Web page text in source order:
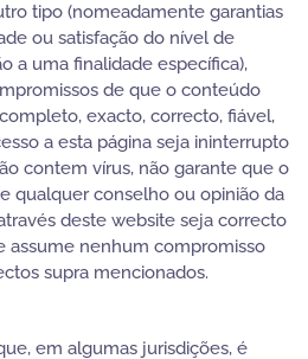
tipo (nomeadamente garantias
ou satisfação do nível de
a uma finalidade específica),
de que o conteúdo
exacto, correcto, fiável,
a esta página seja ininterrupto
contem vírus, não garante que o
qualquer conselho ou opinião da
deste website seja correcto
assume nenhum compromisso
supra mencionados.
em algumas jurisdições, é